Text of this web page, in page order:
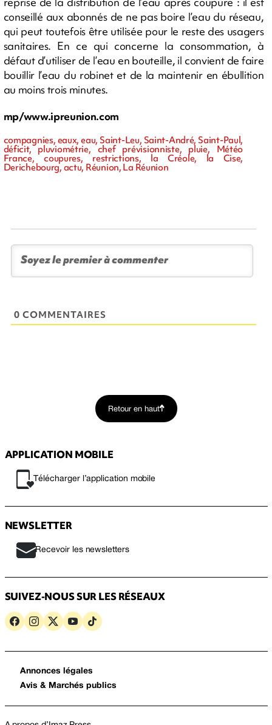
conseillé aux abonnés de ne pas boire l’eau du réseau,
qui peut toutefois être utilisée pour le reste des usagers
sanitaires. En ce qui concerne la consommation, à
défaut d’utiliser de l’eau en bouteille, il convient de faire
bouillir l’eau du robinet et de la maintenir en ébullition
au moins trois minutes.
mp/www.ipreunion.com
compagnies, eaux, eau, Saint-Leu, Saint-André, Saint-Paul,
déficit, pluviométrie, chef prévisionniste, pluie, Météo
France, coupures, restrictions, la Créole, la Cise,
Derichebourg, actu, Réunion, La Réunion
0 COMMENTAIRES
Retour en haut
APPLICATION MOBILE
Télécharger l’application mobile
NEWSLETTER
Recevoir les newsletters
SUIVEZ-NOUS SUR LES RÉSEAUX
Annonces légales
Avis & Marchés publics